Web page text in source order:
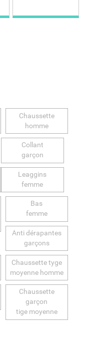
Chaussette
homme
Collant
garçon
Leaggins
femme
Bas
femme
Anti dérapantes
garçons
Chaussette tyge
moyenne homme
Chaussette
garçon
tige moyenne